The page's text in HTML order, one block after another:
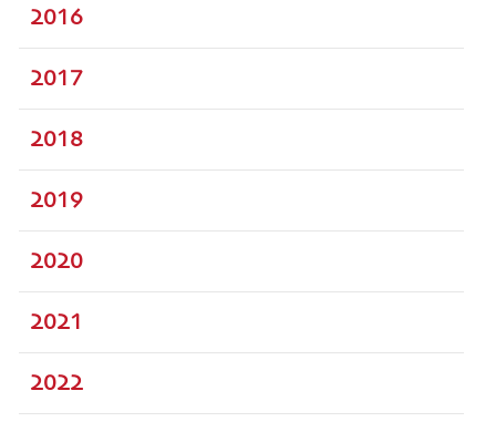
2016
2017
2018
2019
2020
2021
2022